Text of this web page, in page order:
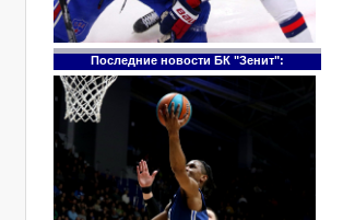
Последние новости БК "Зенит":